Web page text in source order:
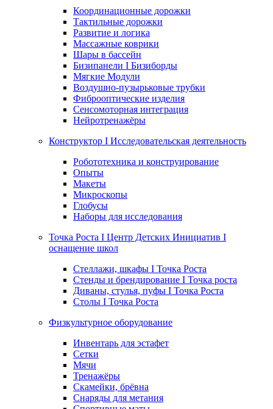
Координационные дорожки
Тактильные дорожки
Развитие и логика
Массажные коврики
Шары в бассейн
Бизипанели I Бизиборды
Мягкие Модули
Воздушно-пузырьковые трубки
Фиброоптические изделия
Сенсомоторная интеграция
Нейротренажёры
Конструктор I Исследовательская деятельность
Робототехника и конструирование
Опыты
Макеты
Микроскопы
Глобусы
Наборы для исследования
Точка Роста I Центр Детских Инициатив I
оснащение школ
Стеллажи, шкафы I Точка Роста
Стенды и брендирование I Точка роста
Диваны, стулья, пуфы I Точка Роста
Столы I Точка Роста
Физкультурное оборудование
Инвентарь для эстафет
Сетки
Мячи
Тренажёры
Скамейки, брёвна
Снаряды для метания